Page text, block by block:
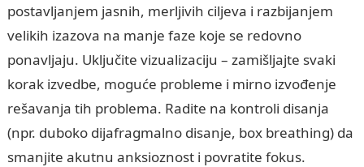
postavljanjem jasnih, merljivih ciljeva i razbijanjem
velikih izazova na manje faze koje se redovno
ponavljaju. Uključite vizualizaciju – zamišljajte svaki
korak izvedbe, moguće probleme i mirno izvođenje
rešavanja tih problema. Radite na kontroli disanja
(npr. duboko dijafragmalno disanje, box breathing) da
smanjite akutnu anksioznost i povratite fokus.